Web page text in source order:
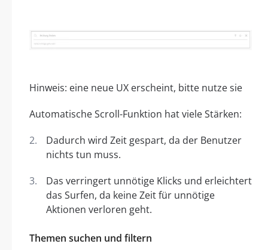
Hinweis: eine neue UX erscheint, bitte nutze sie
Automatische Scroll-Funktion hat viele Stärken:
Dadurch wird Zeit gespart, da der Benutzer
nichts tun muss.
Das verringert unnötige Klicks und erleichtert
das Surfen, da keine Zeit für unnötige
Aktionen verloren geht.
Themen suchen und filtern